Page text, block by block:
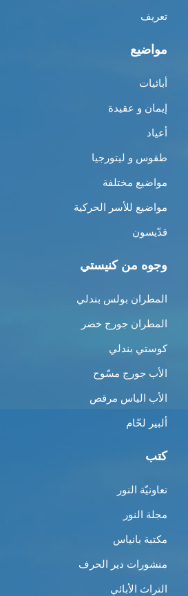
تعريف
مواضيع
أبائيات
إيمان و عقيدة
أعياد
طقوس و ليتورجيا
مواضيع مختلفة
مواضيع للأسر الحركية
قدّيسون
وجوه من كنيستي
المطران بولس بندلي
المطران جورج خضر
كوستي بندلي
الأب جورج مسّوح
الأب الياس مرقص
ألبير لحّام
كتب
تعاونيّة النور
مجلة النور
مكتبة بانياس
منشورات دير الحرف
التراث الأبائي